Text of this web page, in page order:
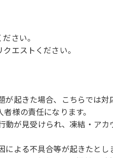
さい。
エストください。
起きた場合、こちらでは
様の責任になります。
が見受けられ、凍結・ア
よる不具合等が起きたと